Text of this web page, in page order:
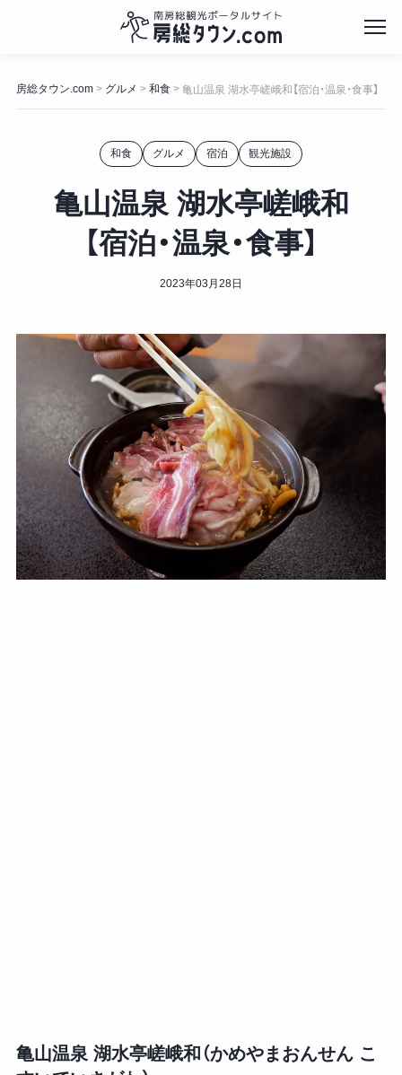
ン
テ
房総タウン.com> グルメ > 和食> 亀山温泉 湖水亭嵯峨和【宿泊・温泉・食事】
和食 グルメ 宿泊 観光施設
亀山温泉 湖水亭嵯峨和
【宿泊・温泉・食事】
2023年03月28日
亀山温泉 湖水亭嵯峨和（かめやまおんせん こ